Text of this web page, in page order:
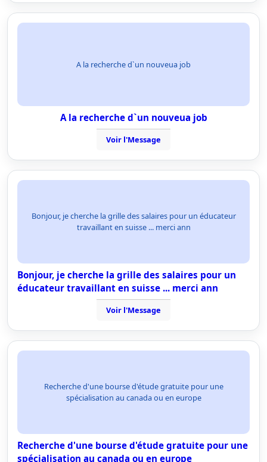
A la recherche d`un nouveua job
A la recherche d`un nouveua job
Voir l'Message
Bonjour, je cherche la grille des salaires pour un éducateur
travaillant en suisse ... merci ann
Bonjour, je cherche la grille des salaires pour un
éducateur travaillant en suisse ... merci ann
Voir l'Message
Recherche d'une bourse d'étude gratuite pour une
spécialisation au canada ou en europe
Recherche d'une bourse d'étude gratuite pour une
spécialisation au canada ou en europe